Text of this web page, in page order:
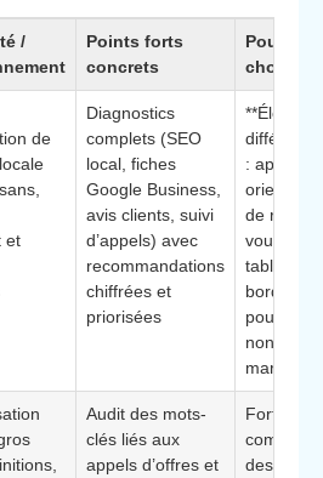
/
Points forts
concrets
choisir
de
et
Diagnostics
complets (SEO
local, fiches
Google Business,
avis clients, suivi
d’appels) avec
recommandations
chiffrées et
priorisées
:
orientée
de
vous
tableaux
bord
pour
non-
Audit des mots-
clés liés aux
appels d’offres et
Forte
des